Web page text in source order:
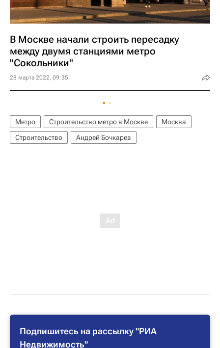
В Москве начали строить пересадку
между двумя станциями метро
"Сокольники"
28 марта 2022, 09:35
Метро Строительство метро в Москве
Москва
Строительство
Андрей Бочкарев
Подпишитесь на рассылку "РИА
Недвижимость"